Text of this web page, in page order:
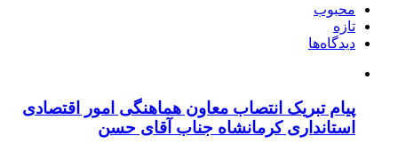
محبوب
تازه
دیدگاه‌ها
پیام تبریک انتصاب معاون هماهنگی امور اقتصادی
استانداری کرمانشاه جناب آقای حسن